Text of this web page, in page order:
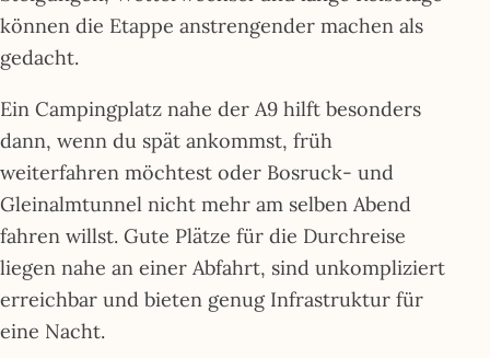
können die Etappe anstrengender machen als
gedacht.
Ein Campingplatz nahe der A9 hilft besonders
dann, wenn du spät ankommst, früh
weiterfahren möchtest oder Bosruck- und
Gleinalmtunnel nicht mehr am selben Abend
fahren willst. Gute Plätze für die Durchreise
liegen nahe an einer Abfahrt, sind unkompliziert
erreichbar und bieten genug Infrastruktur für
eine Nacht.